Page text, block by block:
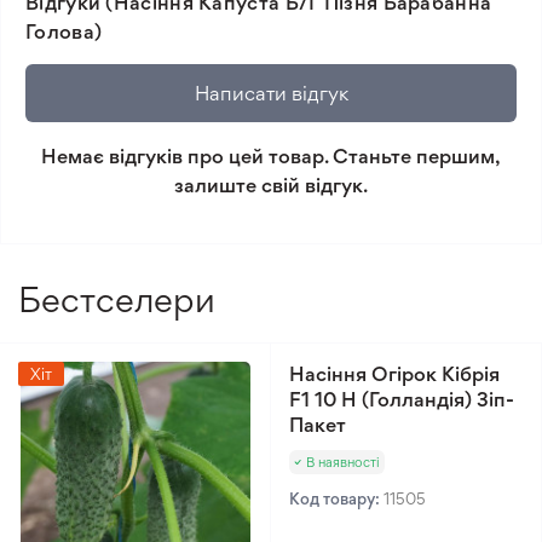
🛡️ Захист покупок. Повернення коштів за товар, що
не відповідає очікуванням, згідно з умовами
Мінімальне замовлення 300 грн.
Голова)
Написати відгук
Немає відгуків про цей товар. Станьте першим,
залиште свій відгук.
Бестселери
Хіт
Насіння Огірок Кібрія
F1 10 Н (Голландія) Зіп-
Пакет
В наявності
Код товару: 11505